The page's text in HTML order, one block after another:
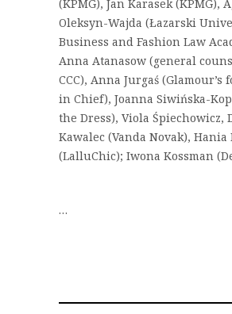
(KPMG), Jan Karasek (KPMG),
Oleksyn-Wajda (Łazarski
Business and Fashion Law
Anna Atanasow (general
CCC), Anna Jurgaś (Glamour’s
in Chief), Joanna Siwińska-
the Dress), Viola Śpiechowicz,
Kawalec (Vanda Novak), Hania
(LalluChic); Iwona Kossman
…